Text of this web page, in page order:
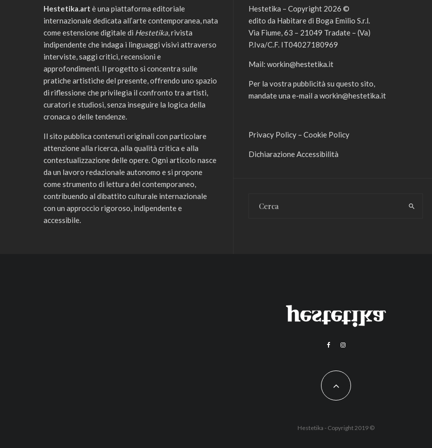
Hestetika.art è una piattaforma editoriale
internazionale dedicata all’arte contemporanea, nata
come estensione digitale di Hestetika, rivista
indipendente che indaga i linguaggi visivi attraverso
interviste, saggi critici, recensioni e
approfondimenti. Il progetto si concentra sulle
pratiche artistiche del presente, offrendo uno spazio
di riflessione che privilegia il confronto tra artisti,
curatori e studiosi, senza inseguire la logica della
cronaca o delle tendenze.
Il sito pubblica contenuti originali con particolare
attenzione alla ricerca, alla qualità critica e alla
contestualizzazione delle opere. Ogni articolo nasce
da un lavoro redazionale autonomo e si propone
come strumento di lettura del contemporaneo,
contribuendo al dibattito culturale internazionale
con un approccio rigoroso, indipendente e
accessibile.
Hestetika – Copyright 2026 ©
edito da Habitare di Boga Emilio S.r.l.
Via Fiume, 63 – 21049 Tradate – (Va)
P.Iva/C.F. IT04027180969
Mail: workin@hestetika.it
Per la vostra pubblicità su questo sito,
mandate una e-mail a workin@hestetika.it
Privacy Policy – Cookie Policy
Dichiarazione Accessibilità
Hestetika - Copyright 2019 ©